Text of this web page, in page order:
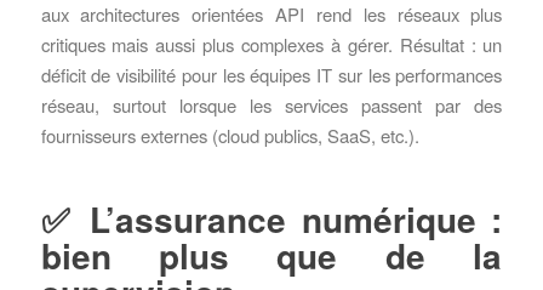
aux architectures orientées API rend les réseaux plus
critiques mais aussi plus complexes à gérer. Résultat : un
déficit de visibilité pour les équipes IT sur les performances
réseau, surtout lorsque les services passent par des
fournisseurs externes (cloud publics, SaaS, etc.).
✅ L’assurance numérique :
bien plus que de la